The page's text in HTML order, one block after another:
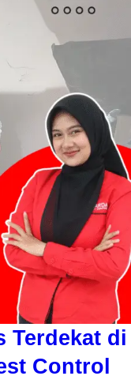
Terdekat di
Control